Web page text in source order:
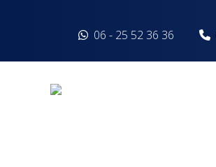
06 - 25 52 36 36